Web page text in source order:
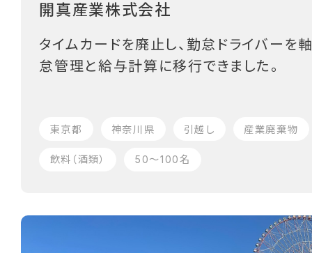
開真産業株式会社
タイムカードを廃止し、勤怠ドライバーを
怠管理と給与計算に移行できました。
東京都 神奈川県 引越し 産業廃棄物
飲料（酒類） 50〜100名